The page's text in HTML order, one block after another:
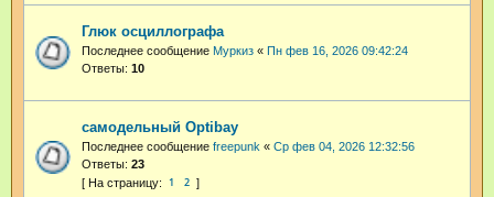
Глюк осциллографа
Последнее сообщение Муркиз « Пн фев 16, 2026 09:42:24
Ответы: 10
самодельный Optibay
Последнее сообщение freepunk « Ср фев 04, 2026 12:32:56
Ответы: 23
1 2